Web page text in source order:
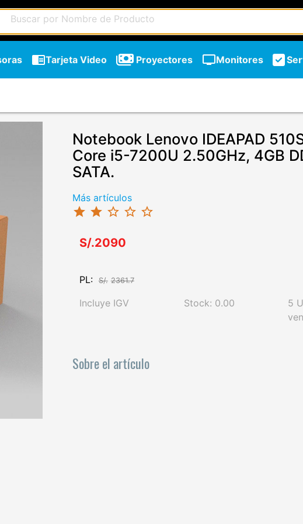
chrome_reader_modeTarjeta Video Proyectores tvMonitores
Notebook Lenovo IDEAPAD
Core i5-7200U 2.50GHz, 4GB
SATA.
Más artículos
star star star_border star_border star_border
S/.2090
PL: S/. 2361.7
Incluye IGV Stock: 0.00
5
Sobre el artículo